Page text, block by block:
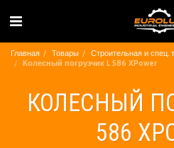
Главная Товары Строительная и спец.
Колесный погрузчик L 586 XPower
КОЛЕСНЫЙ
586